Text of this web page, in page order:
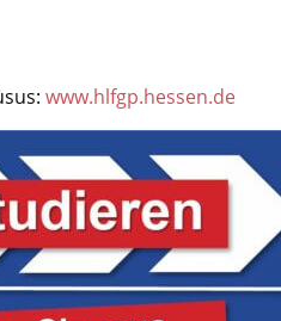
www.hlfgp.hessen.de